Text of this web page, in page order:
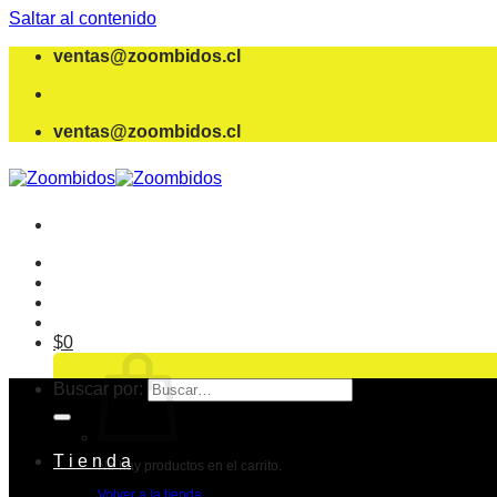
Saltar al contenido
ventas@zoombidos.cl
ventas@zoombidos.cl
$0
No hay productos en el carrito.
Buscar por:
T i e n d a